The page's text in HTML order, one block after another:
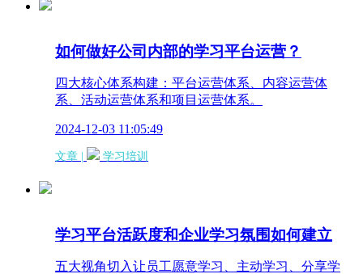
如何做好公司内部的学习平台运营？
四大核心体系构建：平台运营体系、内容运营体
系、活动运营体系和项目运营体系。
2024-12-03 11:05:49
文章 | 学习培训
学习平台活跃度和企业学习氛围如何建立
五大视角切入让员工愿意学习、主动学习、分享学